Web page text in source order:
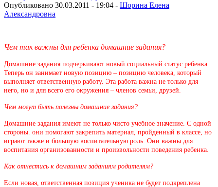
Опубликовано 30.03.2011 - 19:04 - Шорина Елена
Александровна
Чем так важны для ребенка домашние задания?
Домашние задания подчеркивают новый социальный статус ребенка.
Теперь он занимает новую позицию – позицию человека, который
выполняет ответственную работу. Эта работа важна не только для
него, но и для всего его окружения – членов семьи, друзей.
Чем могут быть полезны домашние задания?
Домашние задания имеют не только чисто учебное значение. С одной
стороны. они помогают закрепить материал, пройденный в классе, но
играют также и большую воспитательную роль. Они важны для
воспитания организованности и произвольности поведения ребенка.
Как отнестись к домашним заданиям родителям?
Если новая, ответственная позиция ученика не будет подкреплена